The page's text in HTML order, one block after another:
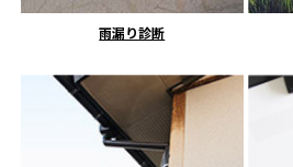
雨漏り診断